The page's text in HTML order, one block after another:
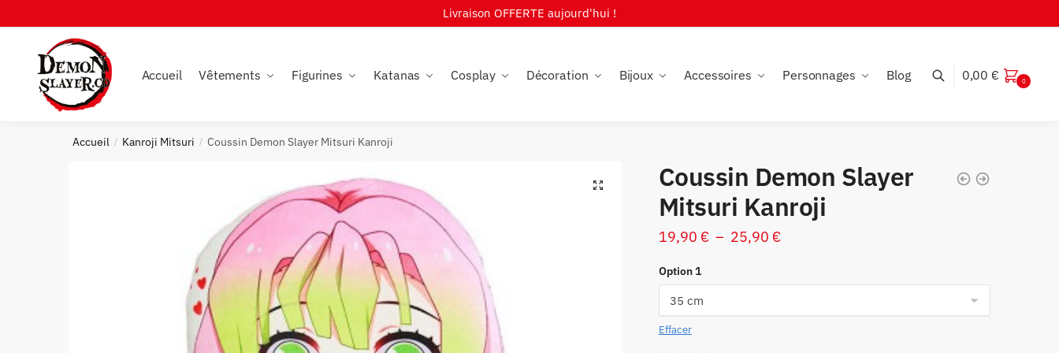
to
navigation
to
Livraison OFFERTE aujourd'hui !
Accueil Vêtements Figurines Katanas Cosplay Décoration Bijoux Accessoires Personnages Blog 0,00 € 0
Accueil / Kanroji Mitsuri / Coussin Demon Slayer Mitsuri Kanroji
🔍
Coussin Demon Slayer
Mitsuri Kanroji
19,90 € – 25,90 €Plage
prix :
Option 1
Effacer